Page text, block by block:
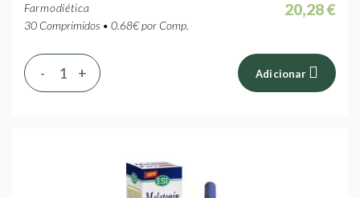
Farmodiética
30 Comprimidos • 0.68€ por Comp.
20,28 €
+
- Adicionar